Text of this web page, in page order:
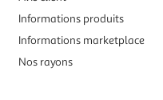
Informations produits
Informations marketplace
Nos rayons